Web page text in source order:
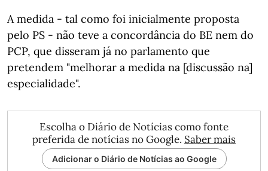
A medida - tal como foi inicialmente proposta
pelo PS - não teve a concordância do BE nem do
PCP, que disseram já no parlamento que
pretendem "melhorar a medida na [discussão na]
especialidade".
Escolha o Diário de Notícias como fonte
preferida de notícias no Google. Saber mais
Adicionar o Diário de Notícias ao Google